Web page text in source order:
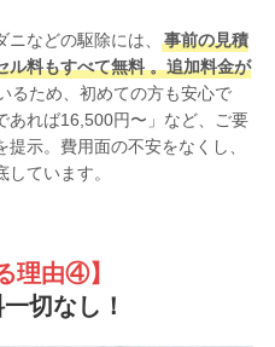
などの駆除には、
事前の見積
ル料もすべて無料 。追加料金が
るため、初めての方も安心で
あれば16,500円〜」など、ご要
示。費用面の不安をなくし、
ています。
理由④】
切なし！